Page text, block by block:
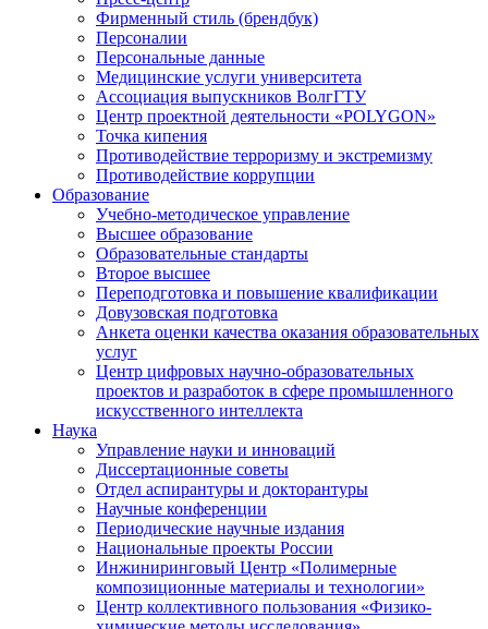
Фирменный стиль (брендбук)
Персоналии
Персональные данные
Медицинские услуги университета
Ассоциация выпускников ВолгГТУ
Центр проектной деятельности «POLYGON»
Точка кипения
Противодействие терроризму и экстремизму
Противодействие коррупции
Образование
Учебно-методическое управление
Высшее образование
Образовательные стандарты
Второе высшее
Переподготовка и повышение квалификации
Довузовская подготовка
Анкета оценки качества оказания образовательных
услуг
Центр цифровых научно-образовательных
проектов и разработок в сфере промышленного
искусственного интеллекта
Наука
Управление науки и инноваций
Диссертационные советы
Отдел аспирантуры и докторантуры
Научные конференции
Периодические научные издания
Национальные проекты России
Инжиниринговый Центр «Полимерные
композиционные материалы и технологии»
Центр коллективного пользования «Физико-